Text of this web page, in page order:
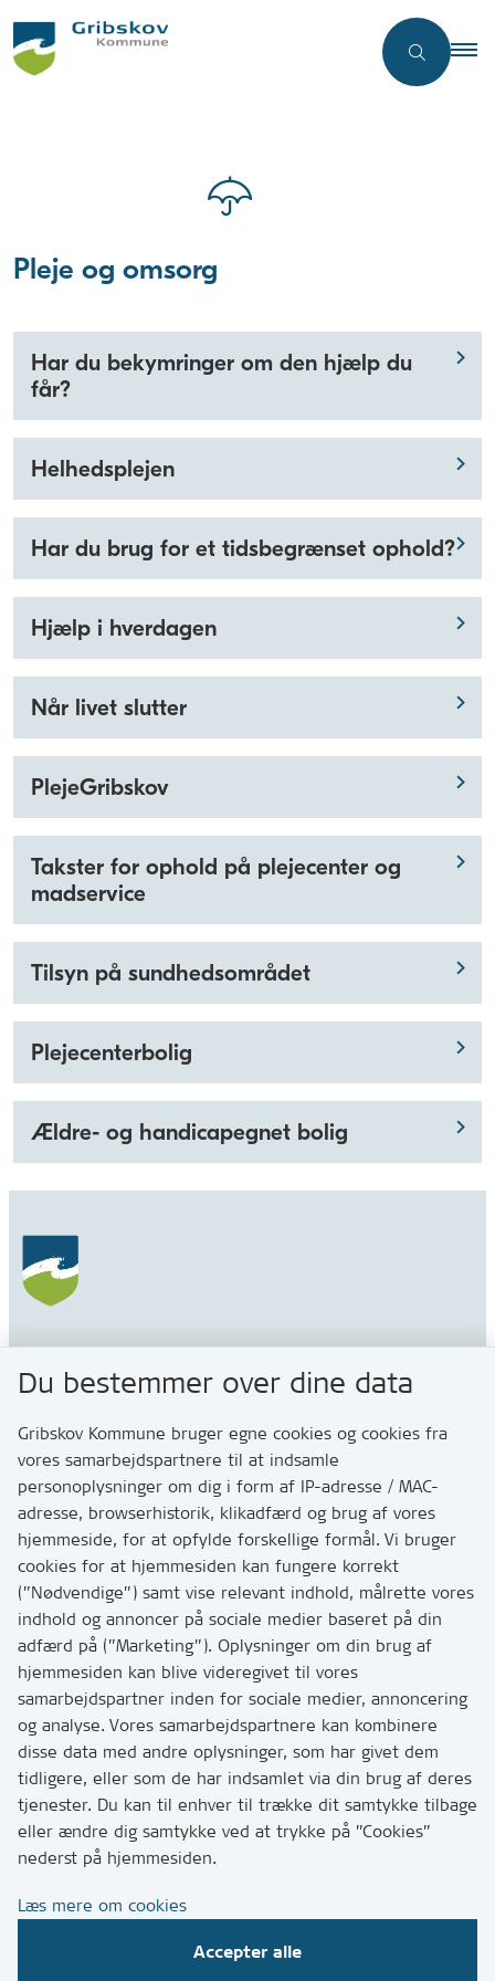
Pleje og omsorg
Har du bekymringer om den hjælp du
får?
Helhedsplejen
Har du brug for et tidsbegrænset ophold?
Hjælp i hverdagen
Når livet slutter
PlejeGribskov
Takster for ophold på plejecenter og
madservice
Tilsyn på sundhedsområdet
Plejecenterbolig
Ældre- og handicapegnet bolig
3200 Helsinge
Kontakt
Skriv til os via Digital Post
Har du brug for at komme i kontakt med os? Se her
hvordan
Tip os om huller i vejen eller andet
T:7249 6000
Bemærk: vi har mange opkald mellem kl. 10 og 11
Links
Tilgængelighedserklæring
Cookies
CVR, EAN og betaling
Du bestemmer over dine data
Gribskov Kommune bruger egne cookies og cookies fra
vores samarbejdspartnere til at indsamle
personoplysninger om dig i form af IP-adresse / MAC-
adresse, browserhistorik, klikadfærd og brug af vores
hjemmeside, for at opfylde forskellige formål. Vi bruger
cookies for at hjemmesiden kan fungere korrekt
(”Nødvendige”) samt vise relevant indhold, målrette vores
indhold og annoncer på sociale medier baseret på din
adfærd på (”Marketing”). Oplysninger om din brug af
hjemmesiden kan blive videregivet til vores
samarbejdspartner inden for sociale medier, annoncering
og analyse. Vores samarbejdspartnere kan kombinere
disse data med andre oplysninger, som har givet dem
tidligere, eller som de har indsamlet via din brug af deres
tjenester. Du kan til enhver til trække dit samtykke tilbage
eller ændre dig samtykke ved at trykke på ”Cookies”
nederst på hjemmesiden.
Læs mere om cookies
Accepter alle